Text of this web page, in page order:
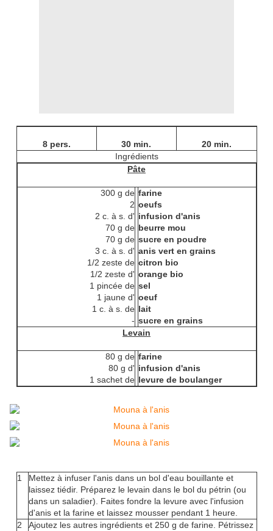
8 pers. 30 min.
20 min.
Ingrédients
Pâte
300 g de
2
2 c. à s. d'
70 g de
70 g de
3 c. à s. d'
1/2 zeste de
1/2 zeste d'
1 pincée de
1 jaune d'
1 c. à s. de
-
farine
oeufs
infusion d'anis
beurre mou
sucre en poudre
anis vert en grains
citron bio
orange bio
sel
oeuf
lait
sucre en grains
Levain
80 g de
80 g d'
1 sachet de
farine
infusion d'anis
levure de boulanger
1
Mettez à infuser l'anis dans un bol d'eau bouillante et
laissez tiédir. Préparez le levain dans le bol du pétrin (ou
dans un saladier). Faites fondre la levure avec l'infusion
d'anis et la farine et laissez mousser pendant 1 heure.
2
Ajoutez les autres ingrédients et 250 g de farine. Pétrissez